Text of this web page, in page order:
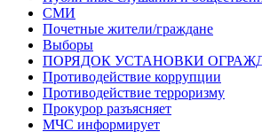
СМИ
Почетные жители/граждане
Выборы
ПОРЯДОК УСТАНОВКИ
Противодействие коррупции
Противодействие терроризму
Прокурор разъясняет
МЧС информирует